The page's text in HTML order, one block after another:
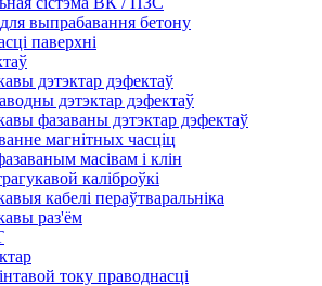
выпрабавання бетону
паверхні
дэтэктар дэфектаў
дэтэктар дэфектаў
фазаваны дэтэктар дэфектаў
магнітных часціц
масівам і клін
каліброўкі
кабелі пераўтваральніка
раз'ём
току праводнасці